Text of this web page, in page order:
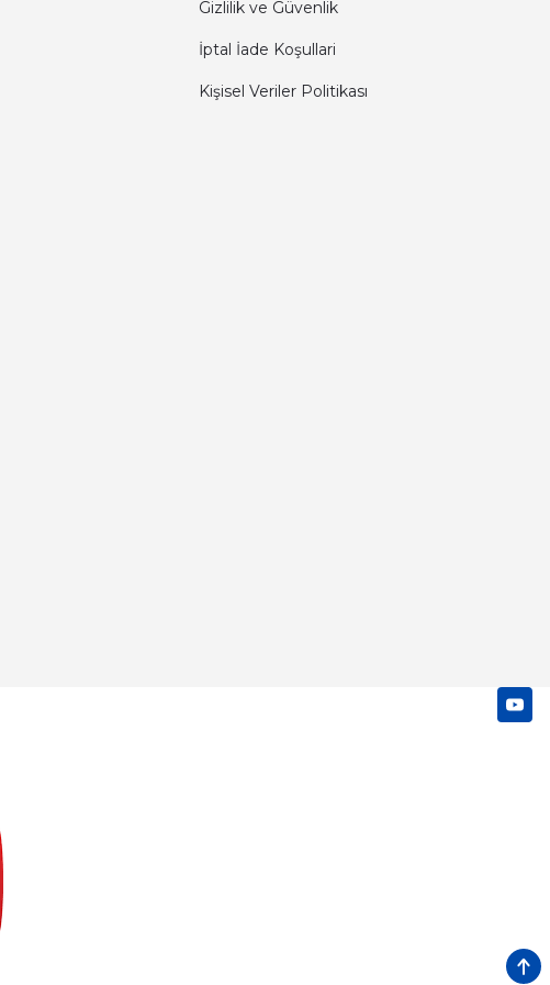
Gizlilik ve Güvenlik
İptal İade Koşullari
Kişisel Veriler Politikası